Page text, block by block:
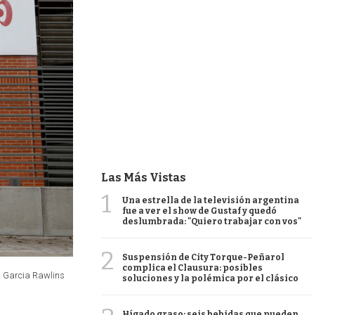
Garcia Rawlins
Las Más Vistas
1
Una estrella de la televisión argentina
fue a ver el show de Gustaf y quedó
deslumbrada: "Quiero trabajar con vos"
2
Suspensión de City Torque-Peñarol
complica el Clausura: posibles
soluciones y la polémica por el clásico